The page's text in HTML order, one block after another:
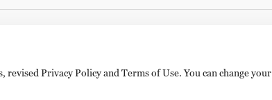
Privacy Policy and Terms of Use. You can change your